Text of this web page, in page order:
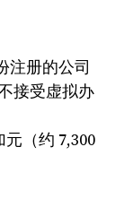
注册的公司
接受虚拟办
（约 7,300